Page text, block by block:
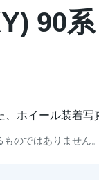
90
ホイール装着写
のではありません。